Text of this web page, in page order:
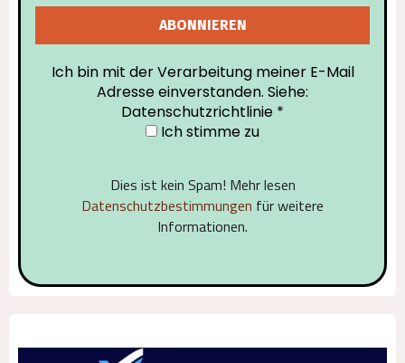
Ich bin mit der Verarbeitung meiner E-Mail
Adresse einverstanden. Siehe:
Datenschutzrichtlinie *
Ich stimme zu
Dies ist kein Spam! Mehr lesen
Datenschutzbestimmungen für weitere
Informationen.
Alternative: